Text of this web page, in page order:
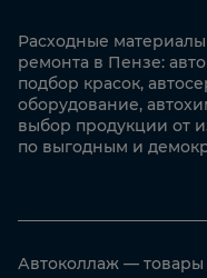
Расходные
ремонта в Пензе:
подбор красок,
оборудование,
выбор продукции от
по выгодным и
Автоколлаж — товары